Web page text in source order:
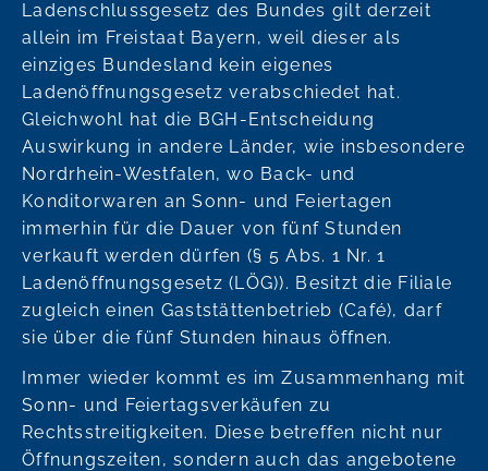
Ladenschlussgesetz des Bundes gilt derzeit
allein im Freistaat Bayern, weil dieser als
einziges Bundesland kein eigenes
Ladenöffnungsgesetz verabschiedet hat.
Gleichwohl hat die BGH-Entscheidung
Auswirkung in andere Länder, wie insbesondere
Nordrhein-Westfalen, wo Back- und
Konditorwaren an Sonn- und Feiertagen
immerhin für die Dauer von fünf Stunden
verkauft werden dürfen (§ 5 Abs. 1 Nr. 1
Ladenöffnungsgesetz (LÖG)). Besitzt die Filiale
zugleich einen Gaststättenbetrieb (Café), darf
sie über die fünf Stunden hinaus öffnen.
Immer wieder kommt es im Zusammenhang mit
Sonn- und Feiertagsverkäufen zu
Rechtsstreitigkeiten. Diese betreffen nicht nur
Öffnungszeiten, sondern auch das angebotene